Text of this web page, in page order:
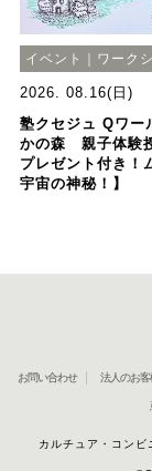
イベント｜ワーク
2026. 08.16(日)
塾クセジュ Qワー
かの森 親子体験
プレゼント付き！
宇宙の神秘！】
お問い合わせ 法人のお客
カルチュア・コン